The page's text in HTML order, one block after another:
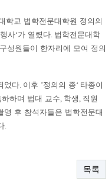
학교 법학전문대학원 정의의
사‘가 열렸다. 법학전문대학
성원들이 한자리에 모여 정의
었다. 이후 ’정의의 종‘ 타종이
하며 법대 교수, 학생 , 직원
영 후 참석자들은 법학전문대
.
목록